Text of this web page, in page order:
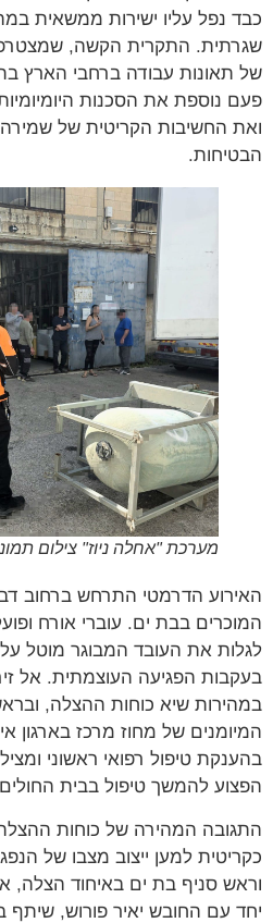
נפל עליו ישירות ממשאית במהלך
התקרית הקשה, שמצטרפת
עבודה ברחבי הארץ
נוספת את הסכנות היומיומיות
החשיבות הקריטית של שמירה
מערכת "אחלה ניוז" צילום תמונה
הדרמטי התרחש ברחוב דב
בבת ים. עוברי אורח
את העובד המבוגר מוטל על
הפגיעה העוצמתית. אל זירת
שיא כוחות ההצלה, ובראשם
של מחוז מרכז בארגון
טיפול רפואי ראשוני ומציל
להמשך טיפול בבית החולים.
המהירה של כוחות ההצלה
למען ייצוב מצבו של
סניף בת ים באיחוד הצלה, אשר
עם החובש יאיר פורוש, שיתף